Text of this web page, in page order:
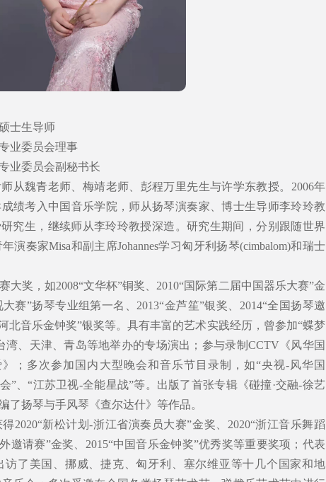
士生导师
业委员会理事
业委员会副秘书长
从魏青老师、梅靖老师、彭程万里先生与许学东教授。2006年
绩考入中国音乐学院，师从扬琴演奏家、博士生导师李玲玲教
究生，继续师从李玲玲教授深造。研究生期间，分别跟随世界
演奏家Misa和副主席Johannes学习匈牙利扬琴(cimbalom)和瑞士
大奖，如2008“文华杯”铜奖、2010“国际第二届中国器乐大赛”金
赛”扬琴专业组第一名、2013“金芦笙”银奖、2014“全国扬琴邀
北音乐金钟奖”银奖等。具有丰富的艺术实践经历，曾参加“蝶梦
湾、天津、青岛等地举办的专场演出；参与录制CCTV《风华国
；多次参加国内大型晚会和音乐节目录制，如“央视-风华国
”、“江苏卫视-全能星战”等。出版了首张专辑《碰撞·交融-徐艺
了扬琴与手风琴《查尔达什》等作品。
2020“新松计划-浙江省演奏员大赛”金奖、2020“浙江音乐舞蹈
邀请赛”金奖、2015“中国音乐金钟奖”优秀奖等重要奖项；代表
了美国、挪威、捷克、匈牙利、塞尔维亚等十几个国家和地